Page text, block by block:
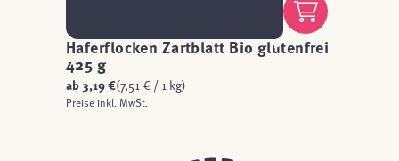
Haferflocken Zartblatt Bio glutenfrei
425 g
ab3,19 €(7,51 € / 1 kg)
Preise inkl. MwSt.